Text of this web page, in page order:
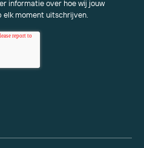
informatie over hoe wij jouw
elk moment uitschrijven.